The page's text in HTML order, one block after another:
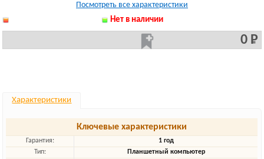
Посмотреть все характеристики
Нет в наличии
0 Р
Характеристики
Ключевые характеристики
Гарантия:
1 год
Тип:
Планшетный компьютер